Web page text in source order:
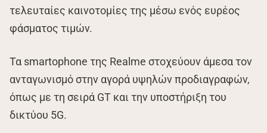
τελευταίες καινοτομίες της μέσω ενός ευρέος
φάσματος τιμών.
Τα smartophone της Realme στοχεύουν άμεσα τον
ανταγωνισμό στην αγορά υψηλών προδιαγραφών,
όπως με τη σειρά GT και την υποστήριξη του
δικτύου 5G.